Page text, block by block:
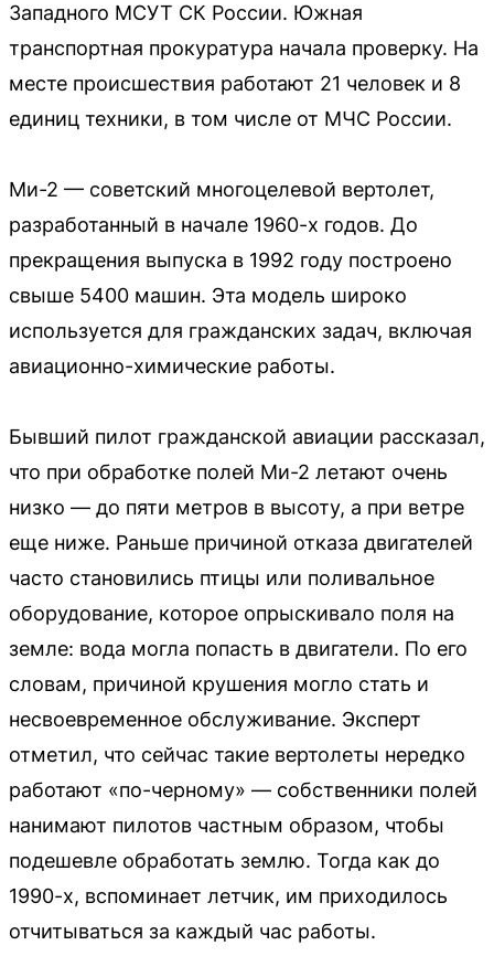
Западного МСУТ СК России. Южная
транспортная прокуратура начала проверку. На
месте происшествия работают 21 человек и 8
единиц техники, в том числе от МЧС России.
Ми-2 — советский многоцелевой вертолет,
разработанный в начале 1960-х годов. До
прекращения выпуска в 1992 году построено
свыше 5400 машин. Эта модель широко
используется для гражданских задач, включая
авиационно-химические работы.
Бывший пилот гражданской авиации рассказал,
что при обработке полей Ми-2 летают очень
низко — до пяти метров в высоту, а при ветре
еще ниже. Раньше причиной отказа двигателей
часто становились птицы или поливальное
оборудование, которое опрыскивало поля на
земле: вода могла попасть в двигатели. По его
словам, причиной крушения могло стать и
несвоевременное обслуживание. Эксперт
отметил, что сейчас такие вертолеты нередко
работают «по-черному» — собственники полей
нанимают пилотов частным образом, чтобы
подешевле обработать землю. Тогда как до
1990-х, вспоминает летчик, им приходилось
отчитываться за каждый час работы.